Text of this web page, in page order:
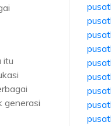
itu
generasi